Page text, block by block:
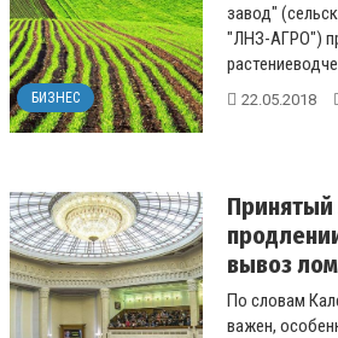
БИЗНЕС
завод"
"ЛНЗ-АГРО")
Агро
22.05.2018
Принятый
вывоз
По словам
важен,